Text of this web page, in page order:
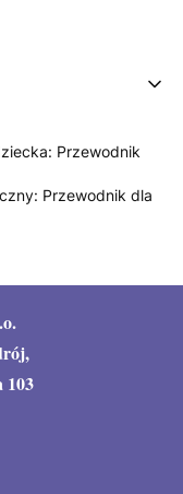
Przewodnik
Przewodnik dla
103